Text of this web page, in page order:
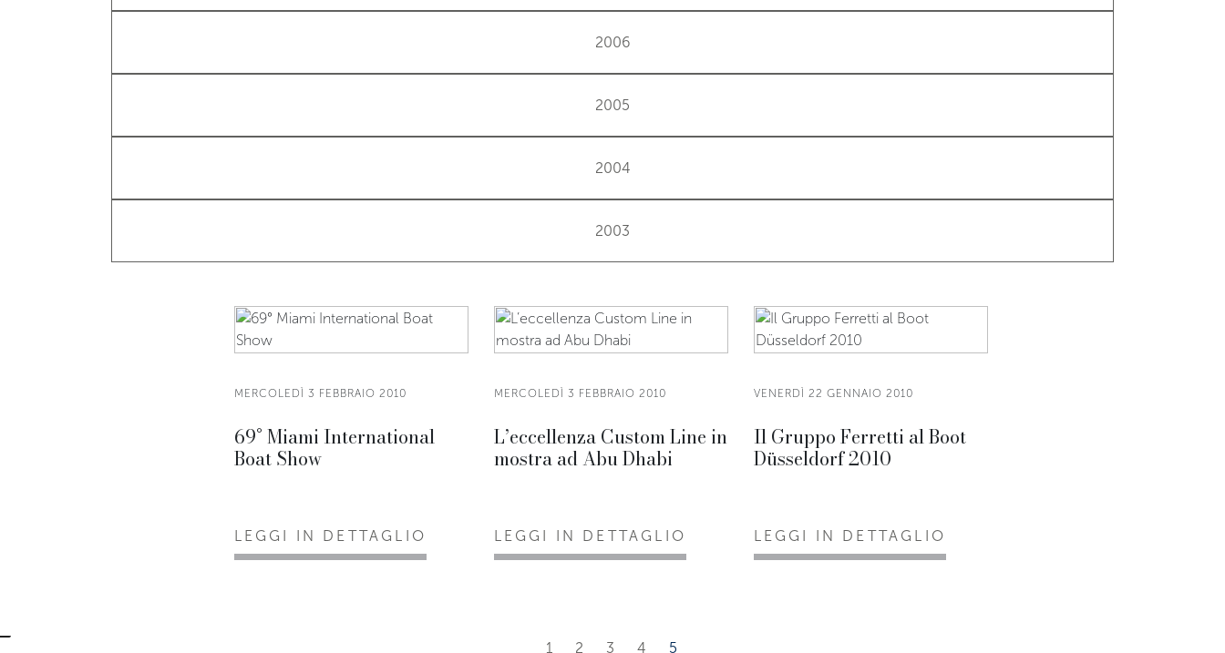
2006
2005
2004
2003
MERCOLEDÌ 3 FEBBRAIO 2010
69° Miami International
Boat Show
LEGGI IN DETTAGLIO
MERCOLEDÌ 3 FEBBRAIO 2010
L’eccellenza Custom Line in
mostra ad Abu Dhabi
LEGGI IN DETTAGLIO
VENERDÌ 22 GENNAIO 2010
Il Gruppo Ferretti al Boot
Düsseldorf 2010
LEGGI IN DETTAGLIO
1 2 3 4 5